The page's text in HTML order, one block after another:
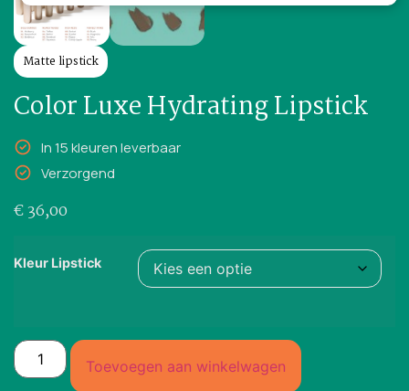
Matte lipstick
Color Luxe Hydrating Lipstick
In 15 kleuren leverbaar
Verzorgend
€36,00
Kleur Lipstick
Toevoegen aan winkelwagen